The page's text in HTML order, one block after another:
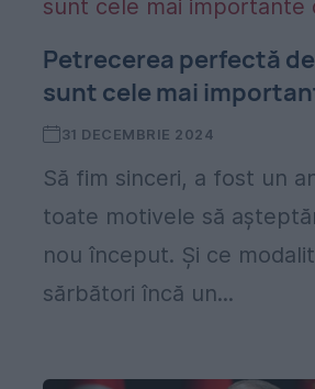
Petrecerea perfectă
sunt cele mai
31 DECEMBRIE 2024
Să fim sinceri, a fost un
toate motivele să
nou început. Și ce
sărbători încă un...